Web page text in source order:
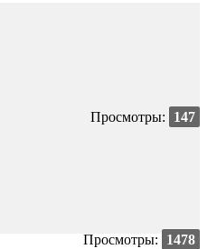
Просмотры:
147
Просмотры: 1478